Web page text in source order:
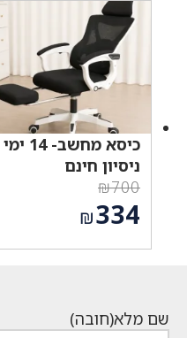
כיסא מחשב- 14 ימי
ניסיון חינם
₪700
המחיר
המקורי
היה:
₪334
שם מלא(חובה)